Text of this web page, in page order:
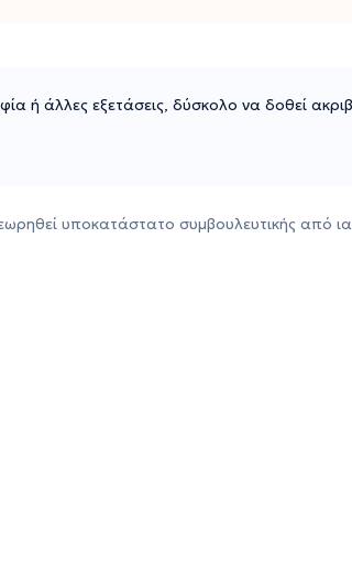
ή άλλες εξετάσεις, δύσκολο να δοθεί
υποκατάστατο συμβουλευτικής από